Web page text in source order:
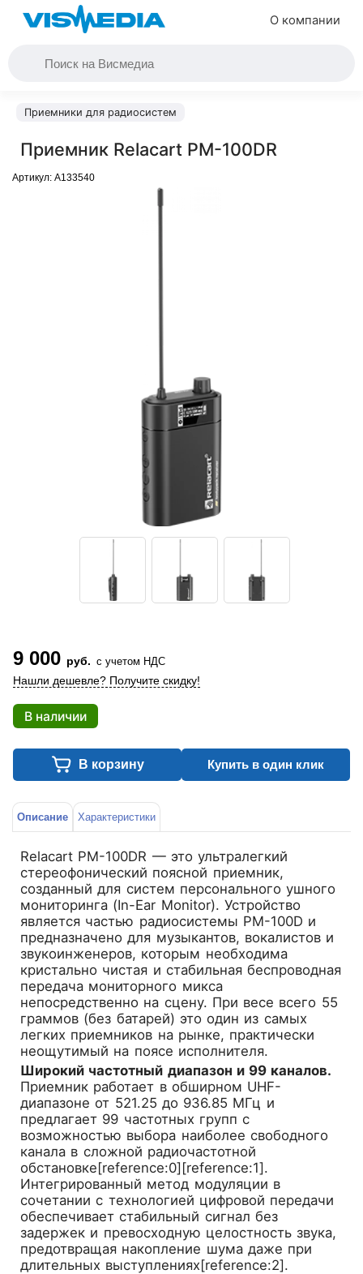
О компании
Приемники для радиосистем
Приемник Relacart PM-100DR
Артикул: A133540
9 000 руб. с учетом НДС
Нашли дешевле? Получите скидку!
В наличии
В корзину Купить в один клик
Описание Характеристики
Relacart PM-100DR — это ультралегкий
стереофонический поясной приемник,
созданный для систем персонального ушного
мониторинга (In-Ear Monitor). Устройство
является частью радиосистемы PM-100D и
предназначено для музыкантов, вокалистов и
звукоинженеров, которым необходима
кристально чистая и стабильная беспроводная
передача мониторного микса
непосредственно на сцену. При весе всего 55
граммов (без батарей) это один из самых
легких приемников на рынке, практически
неощутимый на поясе исполнителя.
Широкий частотный диапазон и 99 каналов.
Приемник работает в обширном UHF-
диапазоне от 521.25 до 936.85 МГц и
предлагает 99 частотных групп с
возможностью выбора наиболее свободного
канала в сложной радиочастотной
обстановке[reference:0][reference:1].
Интегрированный метод модуляции в
сочетании с технологией цифровой передачи
обеспечивает стабильный сигнал без
задержек и превосходную целостность звука,
предотвращая накопление шума даже при
длительных выступлениях[reference:2].